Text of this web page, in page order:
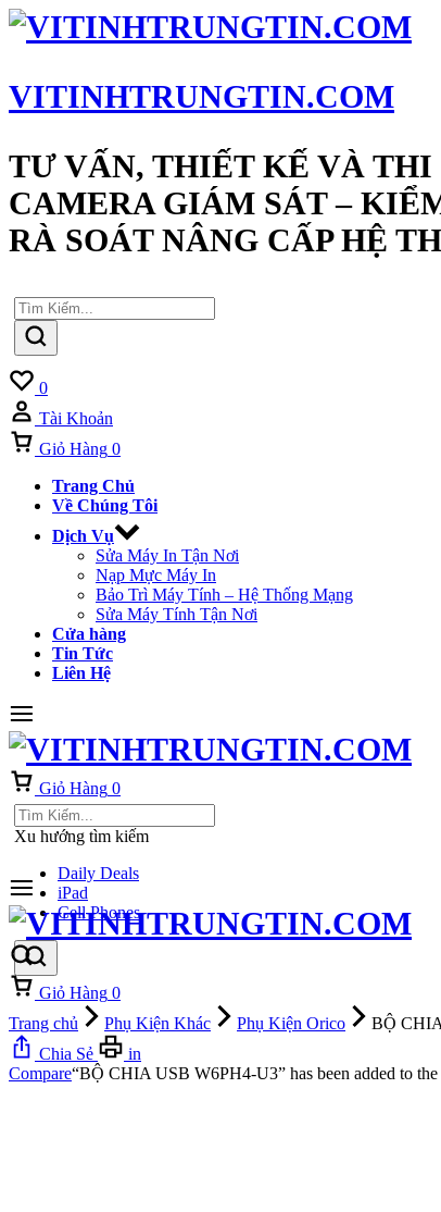
VITINHTRUNGTIN.COM
TƯ VẤN, THIẾT KẾ VÀ THI
CAMERA GIÁM SÁT –
RÀ SOÁT NÂNG CẤP HỆ
Thích
0
Tài Khoản
Giỏ Hàng 0
Trang Chủ
Về Chúng Tôi
Dịch Vụ
Sửa Máy In Tận Nơi
Nạp Mực Máy In
Bảo Trì Máy Tính – Hệ Thống Mạng
Sửa Máy Tính Tận Nơi
Cửa hàng
Tin Tức
Liên Hệ
Giỏ Hàng 0
Xu hướng tìm kiếm
Daily Deals
iPad
Cell Phones
Giỏ Hàng 0
Trang chủ
Phụ Kiện Khác Phụ Kiện Orico
BỘ
Chia Sẻ
in
Compare“BỘ CHIA USB W6PH4-U3” has been added to the